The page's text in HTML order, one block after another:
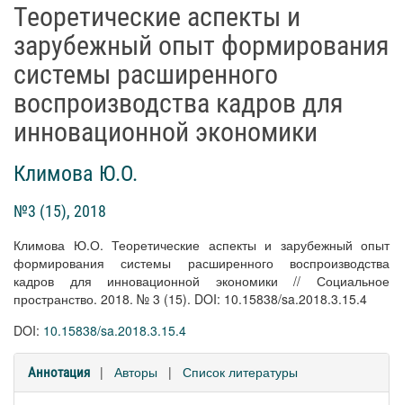
Теоретические аспекты и
зарубежный опыт формирования
системы расширенного
воспроизводства кадров для
инновационной экономики
Климова Ю.О.
№3 (15), 2018
Климова Ю.О. Теоретические аспекты и зарубежный опыт
формирования системы расширенного воспроизводства
кадров для инновационной экономики // Социальное
пространство. 2018. № 3 (15). DOI: 10.15838/sa.2018.3.15.4
DOI: 10.15838/sa.2018.3.15.4
Аннотация | Авторы | Список литературы